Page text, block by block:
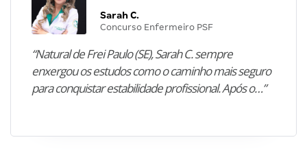
Sarah C.
Concurso Enfermeiro PSF
“Natural de Frei Paulo (SE), Sarah C. sempre
enxergou os estudos como o caminho mais seguro
para conquistar estabilidade profissional. Após o…”